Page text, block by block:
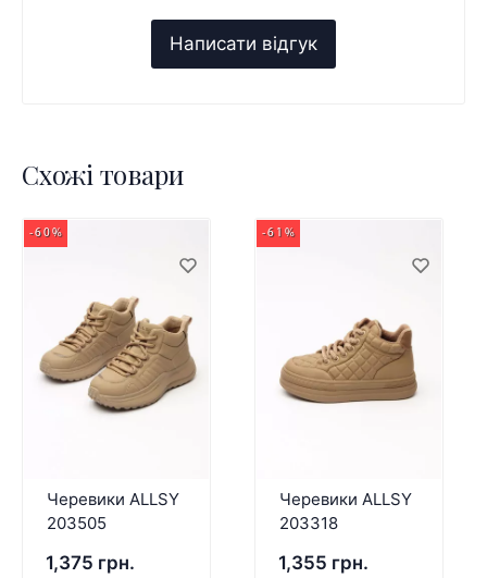
Схожі товари
-60%
Черевики ALLSY
203505
1,375 грн.
-61%
Черевики ALLSY
203318
1,355 грн.